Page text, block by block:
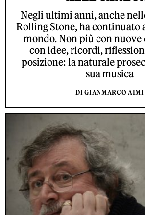
Negli ultimi anni, anche
Rolling Stone, ha continuato
mondo. Non più con nuove
con idee, ricordi,
posizione: la naturale
sua musica
DI GIANMARCO AIMI